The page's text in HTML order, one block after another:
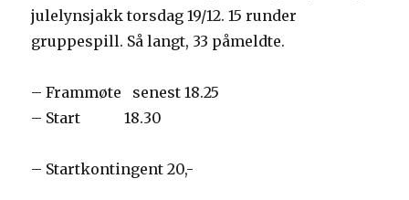
julelynsjakk torsdag 19/12. 15 runder
gruppespill. Så langt, 33 påmeldte.
– Frammøte senest 18.25
– Start 18.30
– Startkontingent 20,-